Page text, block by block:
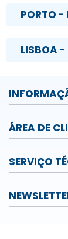
PORTO -
LISBOA -
ÁREA DE
SERVIÇO